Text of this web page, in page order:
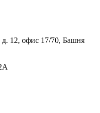
12, офис 17/70, Башня